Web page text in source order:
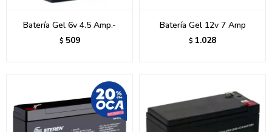
Batería Gel 6v 4.5 Amp.-
$ 509
Batería Gel 12v 7 Amp
$ 1.028